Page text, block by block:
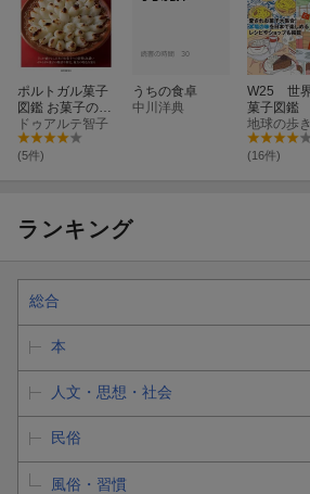
ポルトガル菓子
図鑑 お菓子の由
来と作り方
ドゥアルテ智子
(5件)
うちの食卓
中川洋典
W25 世
菓子図鑑
(16件)
ランキング
総合
本
人文・思想・社会
民俗
風俗・習慣